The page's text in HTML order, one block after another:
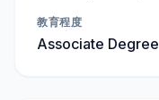
教育程度
Associate Degree